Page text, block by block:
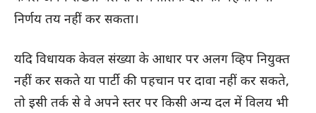
निर्णय तय नहीं कर सकता।
यदि विधायक केवल संख्या के आधार पर अलग व्हिप नियुक्त
नहीं कर सकते या पार्टी की पहचान पर दावा नहीं कर सकते,
तो इसी तर्क से वे अपने स्तर पर किसी अन्य दल में विलय भी